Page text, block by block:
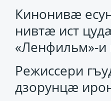
Кинонивӕ
нивтӕ ист
«Ленфильм»-
Режиссери
дзорунцӕ